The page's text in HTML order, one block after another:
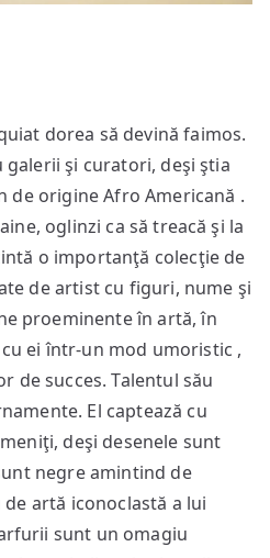
dorea să devină faimos.
şi curatori, deşi ştia
de origine Afro Americană .
oglinzi ca să treacă şi la
o importanţă colecţie de
de artist cu figuri, nume şi
proeminente în artă, în
ei într-un mod umoristic ,
de succes. Talentul său
El captează cu
deşi desenele sunt
negre amintind de
artă iconoclastă a lui
sunt un omagiu